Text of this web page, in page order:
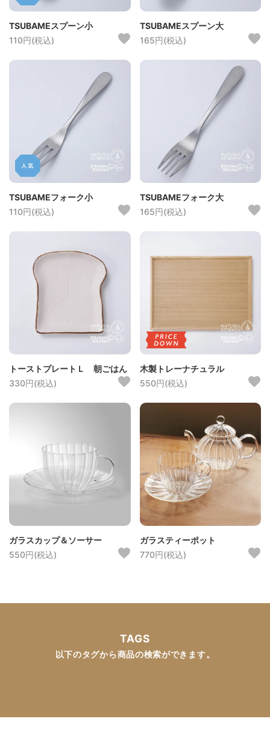
TSUBAMEスプーン小
110円(税込)
TSUBAMEスプーン大
165円(税込)
TSUBAMEフォーク小
110円(税込)
TSUBAMEフォーク大
165円(税込)
トーストプレートＬ 朝ごはん
330円(税込)
木製トレーナチュラル
550円(税込)
ガラスカップ＆ソーサー
550円(税込)
ガラスティーポット
770円(税込)
TAGS
以下のタグから商品の検索ができます。